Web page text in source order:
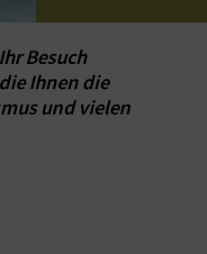
Besuch
Ihnen die
und vielen